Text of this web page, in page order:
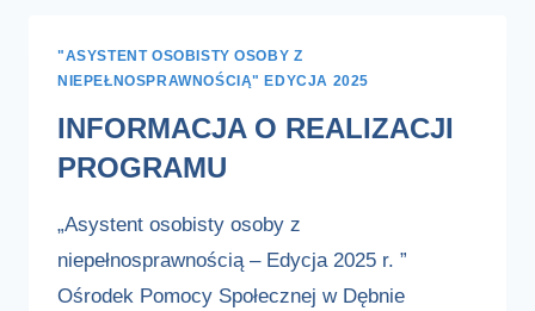
"ASYSTENT OSOBISTY OSOBY Z
NIEPEŁNOSPRAWNOŚCIĄ" EDYCJA 2025
INFORMACJA O REALIZACJI
PROGRAMU
„Asystent osobisty osoby z
niepełnosprawnością – Edycja 2025 r. ”
Ośrodek Pomocy Społecznej w Dębnie